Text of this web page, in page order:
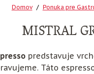
Domov Ponuka pre
MISTRAL
predstavuje
Táto